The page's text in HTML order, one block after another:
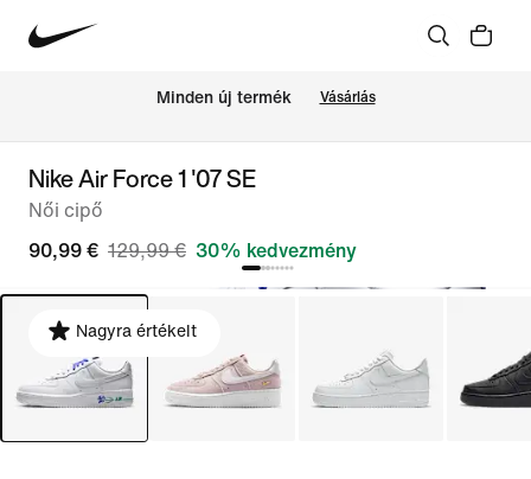
Minden új termék Vásárlás
Nike Air Force 1 '07 SE
Női cipő
90,99 € 129,99 € 30% kedvezmény
Nagyra értékelt